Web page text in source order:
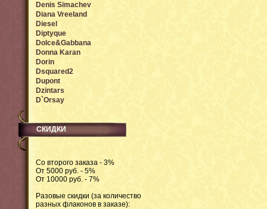
Denis Simachev
Diana Vreeland
Diesel
Diptyque
Dolce&Gabbana
Donna Karan
Dorin
Dsquared2
Dupont
Dzintars
D`Orsay
СКИДКИ
Со второго заказа - 3%
От 5000 руб. - 5%
От 10000 руб. - 7%
Разовые скидки (за количество
разных флаконов в заказе):